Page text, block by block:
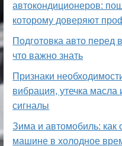
автокондиционеров:
которому доверяют
Подготовка авто перед
что важно знать
Признаки
вибрация, утечка
сигналы
Зима и автомобиль: как
машине в холодное